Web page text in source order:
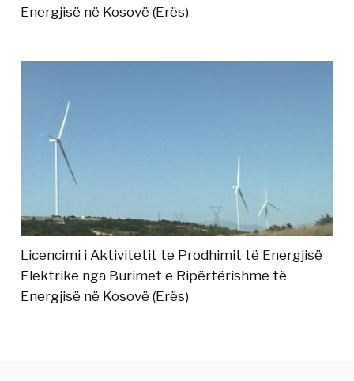
Energjisë në Kosovë (Erës)
Licencimi i Aktivitetit te Prodhimit të Energjisë
Elektrike nga Burimet e Ripërtërishme të
Energjisë në Kosovë (Erës)